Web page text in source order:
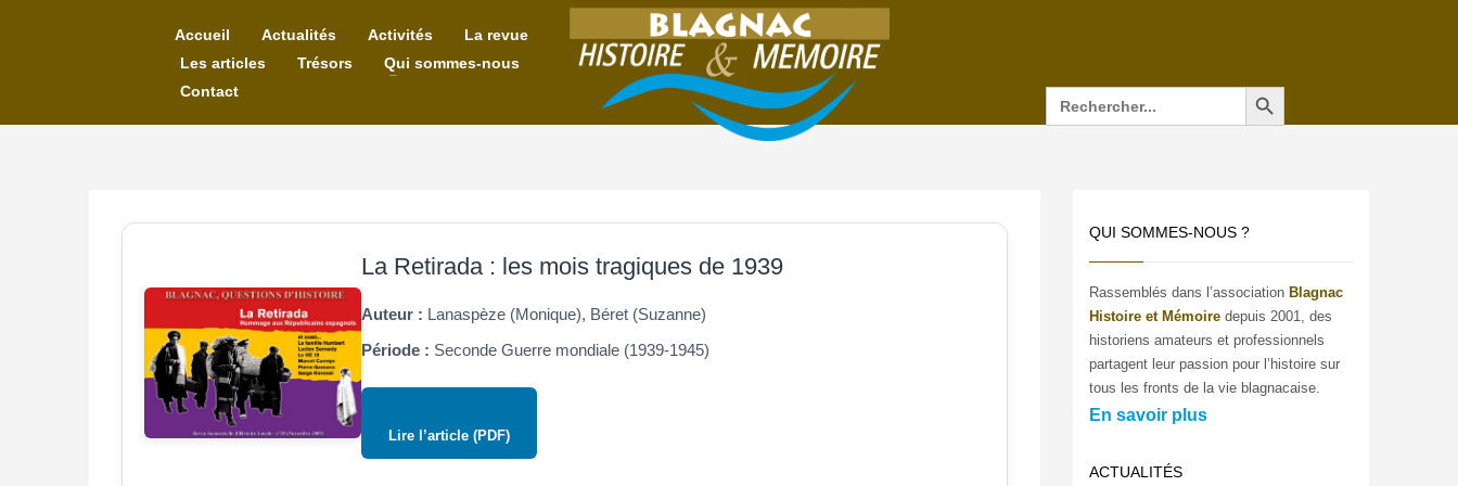
Search
for:
Search Button
Accueil Actualités Activités
La revue
Les articles
Trésors
Qui sommes-nous
Contact
La Retirada : les mois tragiques de 1939
Auteur : Lanaspèze (Monique), Béret (Suzanne)
Période : Seconde Guerre mondiale (1939-1945)
Lire l’article (PDF)
QUI SOMMES-NOUS ?
Rassemblés dans l’association Blagnac
Histoire et Mémoire depuis 2001, des
historiens amateurs et professionnels
partagent leur passion pour l’histoire sur
tous les fronts de la vie blagnacaise.
En savoir plus
ACTUALITÉS